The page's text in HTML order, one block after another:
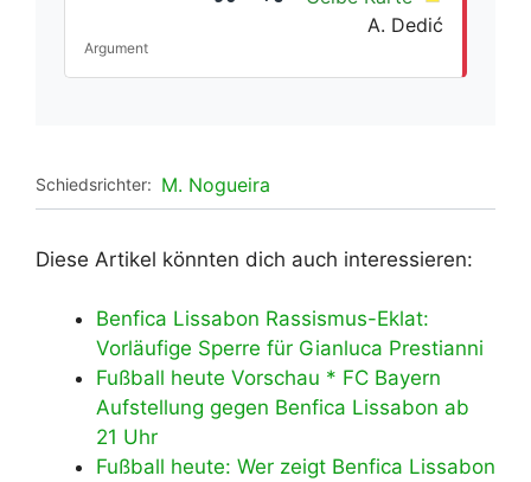
A. Dedić
Argument
Schiedsrichter: M. Nogueira
Diese Artikel könnten dich auch interessieren:
Benfica Lissabon Rassismus-Eklat:
Vorläufige Sperre für Gianluca Prestianni
Fußball heute Vorschau * FC Bayern
Aufstellung gegen Benfica Lissabon ab
21 Uhr
Fußball heute: Wer zeigt Benfica Lissabon